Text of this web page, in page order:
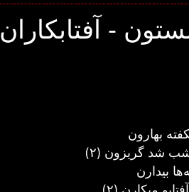
- آفتابکاران
بهارون
شد گريزون (۲)
بيدارن